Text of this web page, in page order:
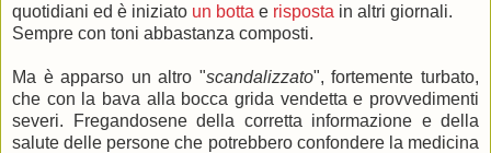
quotidiani ed è iniziato un botta e risposta in altri giornali.
Sempre con toni abbastanza composti.
Ma è apparso un altro "scandalizzato", fortemente turbato,
che con la bava alla bocca grida vendetta e provvedimenti
severi. Fregandosene della corretta informazione e della
salute delle persone che potrebbero confondere la medicina